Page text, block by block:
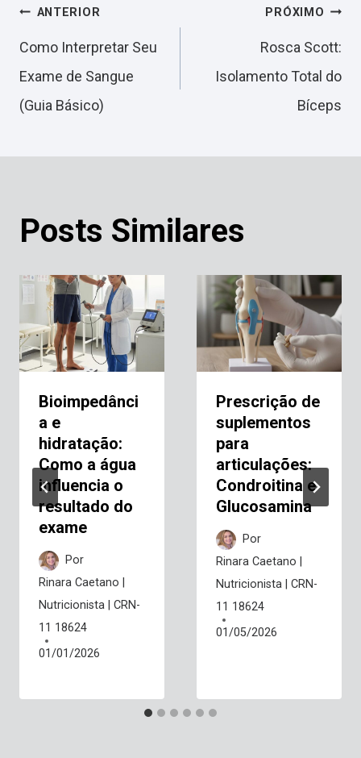
Navegação
de
Post
ANTERIOR
Como Interpretar Seu
Exame de Sangue
(Guia Básico)
PRÓXIMO
Rosca Scott:
Isolamento Total do
Bíceps
Posts Similares
Bioimpedânci
a e
hidratação:
Como a água
influencia o
resultado do
exame
Por
Rinara Caetano |
Nutricionista | CRN-
11 18624
01/01/2026
Prescrição de
suplementos
para
articulações:
Condroitina e
Glucosamina
Por
Rinara Caetano |
Nutricionista | CRN-
11 18624
01/05/2026